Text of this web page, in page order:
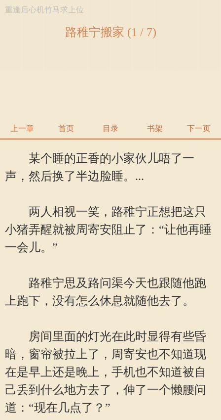
重逢后心机竹马求上位
路稚宁搬家 (1 / 7)
上一章 首页 目录 书架 下一页
某个睡的正香的小家伙儿唔了一
声，然后换了半边脸睡。...
两人相视一笑，路稚宁正想把这只
小猪弄醒就被周寄安阻止了：“让他再睡
一会儿。”
路稚宁思及路问渠今天也跟随他跑
上跑下，没有怎么休息就随他去了。
房间里面的灯光在此时显得有些昏
暗，窗帘被拉上了，周寄安也不知道现
在是早上还是晚上，手机也不知道被自
己丢到什么地方去了，伸了一个懒腰问
道：“现在几点了？”